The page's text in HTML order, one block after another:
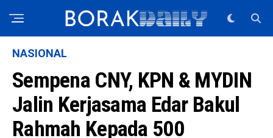
NASIONAL
Sempena CNY, KPN & MYDIN
Jalin Kerjasama Edar Bakul
Rahmah Kepada 500